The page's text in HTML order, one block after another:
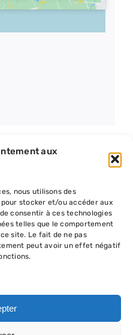
aux
nous utilisons des
stocker et/ou accéder aux
consentir à ces technologies
telles que le comportement
site. Le fait de ne pas
peut avoir un effet négatif